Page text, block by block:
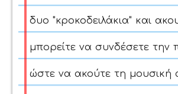
δυο "κροκοδειλάκια" και
μπορείτε να συνδέσετε την
ώστε να ακούτε τη μουσική